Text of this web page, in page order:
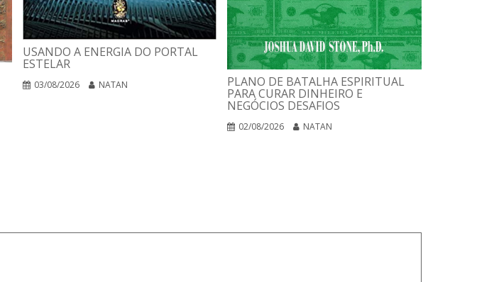
USANDO A ENERGIA DO PORTAL
ESTELAR
03/08/2026 NATAN PLANO DE BATALHA ESPIRITUAL
PARA CURAR DINHEIRO E
NEGÓCIOS DESAFIOS
02/08/2026 NATAN